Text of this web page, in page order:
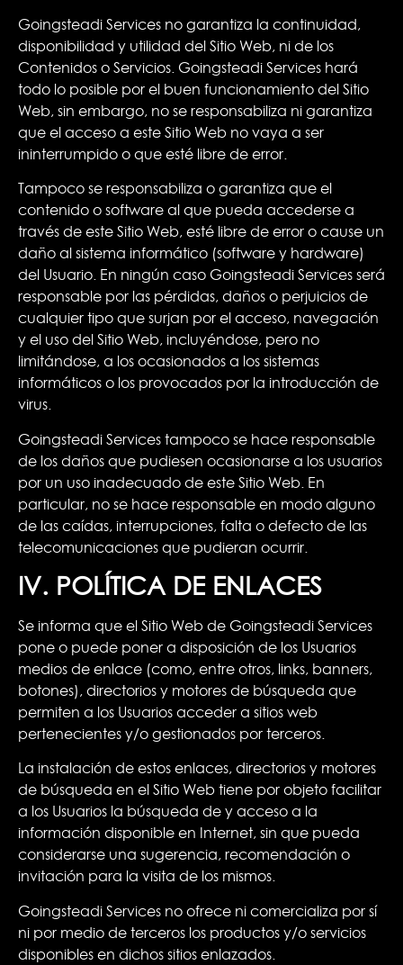
Goingsteadi Services no garantiza la continuidad,
disponibilidad y utilidad del Sitio Web, ni de los
Contenidos o Servicios. Goingsteadi Services hará
todo lo posible por el buen funcionamiento del Sitio
Web, sin embargo, no se responsabiliza ni garantiza
que el acceso a este Sitio Web no vaya a ser
ininterrumpido o que esté libre de error.
Tampoco se responsabiliza o garantiza que el
contenido o software al que pueda accederse a
través de este Sitio Web, esté libre de error o cause un
daño al sistema informático (software y hardware)
del Usuario. En ningún caso Goingsteadi Services será
responsable por las pérdidas, daños o perjuicios de
cualquier tipo que surjan por el acceso, navegación
y el uso del Sitio Web, incluyéndose, pero no
limitándose, a los ocasionados a los sistemas
informáticos o los provocados por la introducción de
virus.
Goingsteadi Services tampoco se hace responsable
de los daños que pudiesen ocasionarse a los usuarios
por un uso inadecuado de este Sitio Web. En
particular, no se hace responsable en modo alguno
de las caídas, interrupciones, falta o defecto de las
telecomunicaciones que pudieran ocurrir.
IV. POLÍTICA DE ENLACES
Se informa que el Sitio Web de Goingsteadi Services
pone o puede poner a disposición de los Usuarios
medios de enlace (como, entre otros, links, banners,
botones), directorios y motores de búsqueda que
permiten a los Usuarios acceder a sitios web
pertenecientes y/o gestionados por terceros.
La instalación de estos enlaces, directorios y motores
de búsqueda en el Sitio Web tiene por objeto facilitar
a los Usuarios la búsqueda de y acceso a la
información disponible en Internet, sin que pueda
considerarse una sugerencia, recomendación o
invitación para la visita de los mismos.
Goingsteadi Services no ofrece ni comercializa por sí
ni por medio de terceros los productos y/o servicios
disponibles en dichos sitios enlazados.